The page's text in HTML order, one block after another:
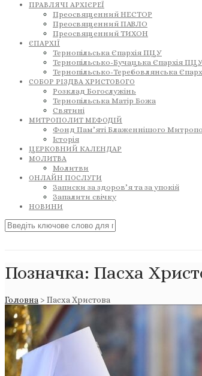
ПРАВЛЯЧІ АРХІЄРЕЇ
Преосвященний НЕСТОР
Преосвященний ПАВЛО
Преосвященний ТИХОН
ЄПАРХІЇ
Тернопільська Єпархія ПЦУ
Тернопільсько-Бучацька Єпархія
Тернопільсько-Теребовлянська
СОБОР РІЗДВА ХРИСТОВОГО
Розклад Богослужінь
Тернопільська Матір Божа
Святині
МИТРОПОЛИТ МЕФОДІЙ
Фонд Пам’яті Блаженнішого
Історія
ЦЕРКОВНИЙ КАЛЕНДАР
МОЛИТВА
Молитви
ОНЛАЙН ПОСЛУГИ
Записки за здоров’я та за упокій
Запалити свічку
НОВИНИ
Позначка: Пасха
Головна > Пасха Христова